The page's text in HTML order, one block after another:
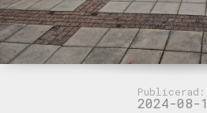
Publicerad:
2024-08-